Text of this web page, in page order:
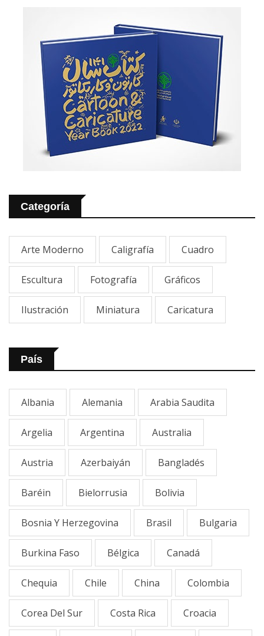
Categoría
Arte Moderno Caligrafía Cuadro
Escultura Fotografía Gráficos
Ilustración Miniatura Caricatura
País
Albania Alemania Arabia Saudita
Argelia Argentina Australia
Austria Azerbaiyán Bangladés
Baréin Bielorrusia Bolivia
Bosnia Y Herzegovina Brasil Bulgaria
Burkina Faso Bélgica Canadá
Chequia Chile China Colombia
Corea Del Sur Costa Rica Croacia